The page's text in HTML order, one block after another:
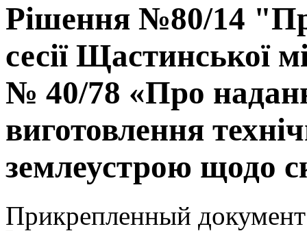
Рішення №80/14
сесії Щастинської
№ 40/78 «Про
виготовлення
землеустрою щодо
Прикрепленный